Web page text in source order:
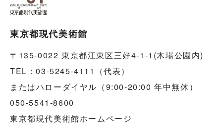
東京都現代美術館
〒135-0022 東京都江東区三好4-1-1(木場公園内)
TEL：03-5245-4111（代表）
またはハローダイヤル（9:00-20:00 年中無休）
050-5541-8600
東京都現代美術館ホームページ